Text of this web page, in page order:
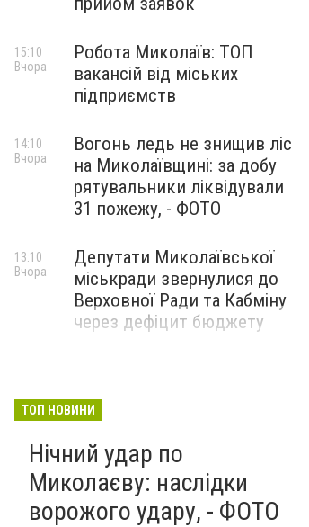
Робота Миколаїв: ТОП
вакансій від міських
підприємств
15:10
Вчора
Вогонь ледь не знищив ліс
на Миколаївщині: за добу
рятувальники ліквідували
31 пожежу, - ФОТО
14:10
Вчора
Депутати Миколаївської
міськради звернулися до
Верховної Ради та Кабміну
через дефіцит бюджету
13:10
Вчора
ТОП НОВИНИ
Нічний удар по
Миколаєву: наслідки
ворожого удару, - ФОТО